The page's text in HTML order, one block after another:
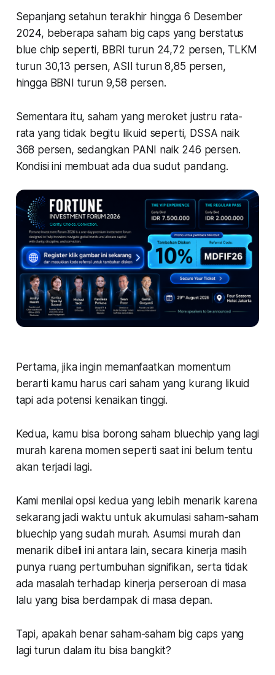
Sepanjang setahun terakhir hingga 6 Desember
2024, beberapa saham big caps yang berstatus
blue chip seperti, BBRI turun 24,72 persen, TLKM
turun 30,13 persen, ASII turun 8,85 persen,
hingga BBNI turun 9,58 persen.
Sementara itu, saham yang meroket justru rata-
rata yang tidak begitu likuid seperti, DSSA naik
368 persen, sedangkan PANI naik 246 persen.
Kondisi ini membuat ada dua sudut pandang.
Pertama, jika ingin memanfaatkan momentum
berarti kamu harus cari saham yang kurang likuid
tapi ada potensi kenaikan tinggi.
Kedua, kamu bisa borong saham bluechip yang lagi
murah karena momen seperti saat ini belum tentu
akan terjadi lagi.
Kami menilai opsi kedua yang lebih menarik karena
sekarang jadi waktu untuk akumulasi saham-saham
bluechip yang sudah murah. Asumsi murah dan
menarik dibeli ini antara lain, secara kinerja masih
punya ruang pertumbuhan signifikan, serta tidak
ada masalah terhadap kinerja perseroan di masa
lalu yang bisa berdampak di masa depan.
Tapi, apakah benar saham-saham big caps yang
lagi turun dalam itu bisa bangkit?